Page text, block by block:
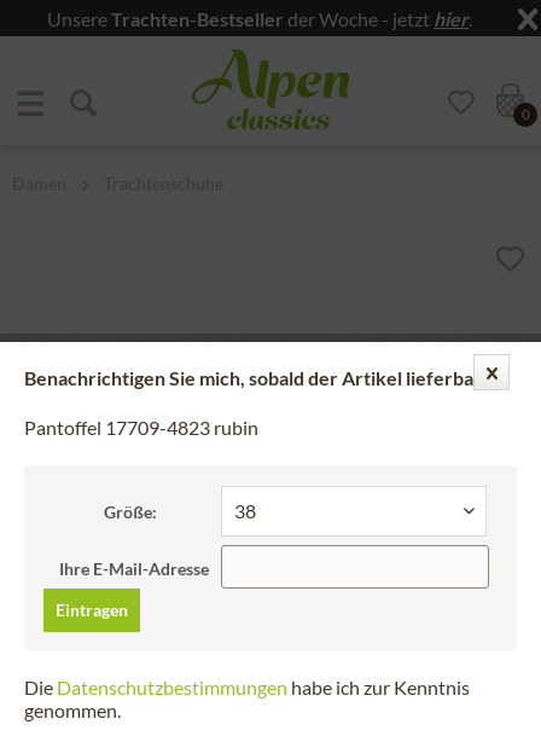
UnsereTrachten-Bestseller der Woche - jetzt hier.
Zum Hauptbereich springen
0
Benachrichtigen Sie mich, sobald der Artikel lieferbar ist.
Pantoffel 17709-4823 rubin
Größe:
Ihre E-Mail-Adresse
Eintragen
Die Datenschutzbestimmungen habe ich zur Kenntnis
genommen.